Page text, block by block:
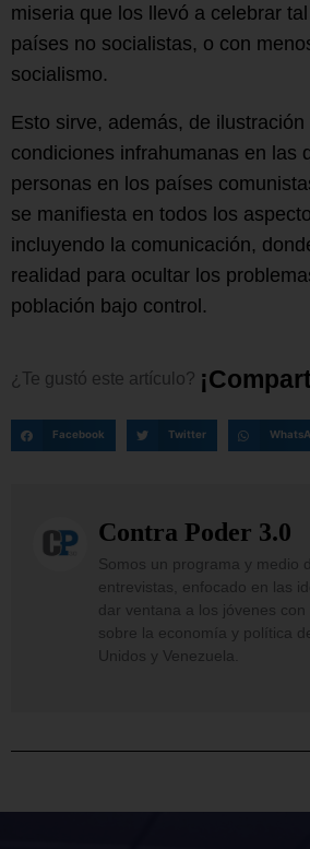
miseria que los llevó a celebrar
países no socialistas, o con
socialismo.
Esto sirve, además, de ilustración
condiciones infrahumanas en las
personas en los países
se manifiesta en todos los
incluyendo la comunicación,
realidad para ocultar los
población bajo control.
¿Te gustó este artículo? ¡Compart
Facebook Twitter
Contra Poder 3.0
Somos un programa y medio
entrevistas, enfocado en las
dar ventana a los jóvenes
sobre la economía y política
Unidos y Venezuela.